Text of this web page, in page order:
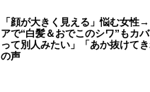
「顔が大きく見える」悩む女性
アで“白髪＆おでこのシワ”もカ
って別人みたい」「あか抜けて
の声